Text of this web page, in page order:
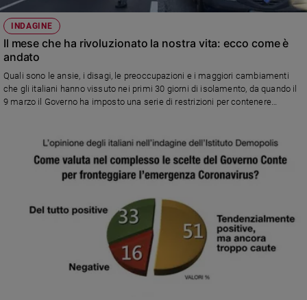
INDAGINE
Il mese che ha rivoluzionato la nostra vita: ecco come è
andato
Quali sono le ansie, i disagi, le preoccupazioni e i maggiori cambiamenti
che gli italiani hanno vissuto nei primi 30 giorni di isolamento, da quando il
9 marzo il Governo ha imposto una serie di restrizioni per contenere